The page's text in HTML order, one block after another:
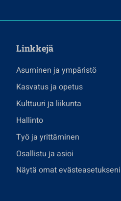
Linkkejä
Asuminen ja ympäristö
Kasvatus ja opetus
Kulttuuri ja liikunta
Hallinto
Työ ja yrittäminen
Osallistu ja asioi
Näytä omat evästeasetukseni